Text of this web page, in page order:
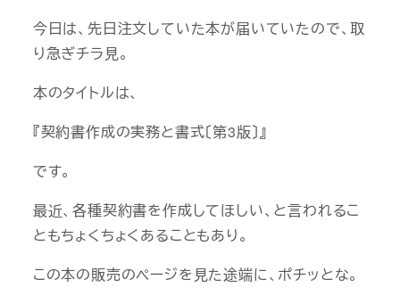
今日は、先日注文していた本が届いていたので、取
り急ぎチラ見。
本のタイトルは、
『契約書作成の実務と書式〔第3版〕』
です。
最近、各種契約書を作成してほしい、と言われるこ
ともちょくちょくあることもあり。
この本の販売のページを見た途端に、ポチッとな。